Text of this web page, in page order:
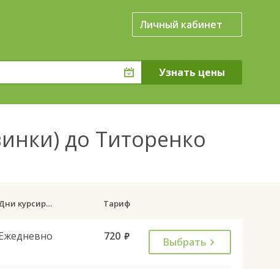
Личный кабинет
до Титоренко
Дни курсирования Тариф
720 руб. Выбрать